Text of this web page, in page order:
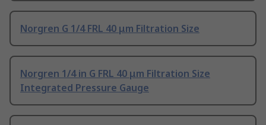
Norgren G 1/4 FRL 40 μm Filtration Size
Norgren 1/4 in G FRL 40 μm Filtration Size
Integrated Pressure Gauge